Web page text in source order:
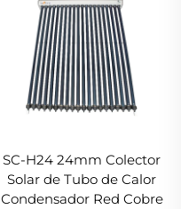
SC-H24 24mm Colector
Solar de Tubo de Calor
Condensador Red Cobre